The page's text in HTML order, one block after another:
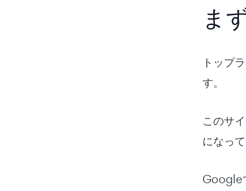
ま
トップ
す。
このサ
になっ
Google